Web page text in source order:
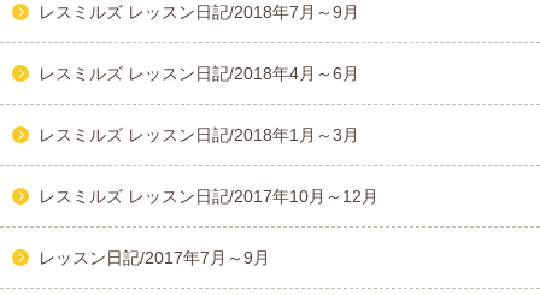
レスミルズ レッスン日記/2018年7月～9月
レスミルズ レッスン日記/2018年4月～6月
レスミルズ レッスン日記/2018年1月～3月
レスミルズ レッスン日記/2017年10月～12月
レッスン日記/2017年7月～9月